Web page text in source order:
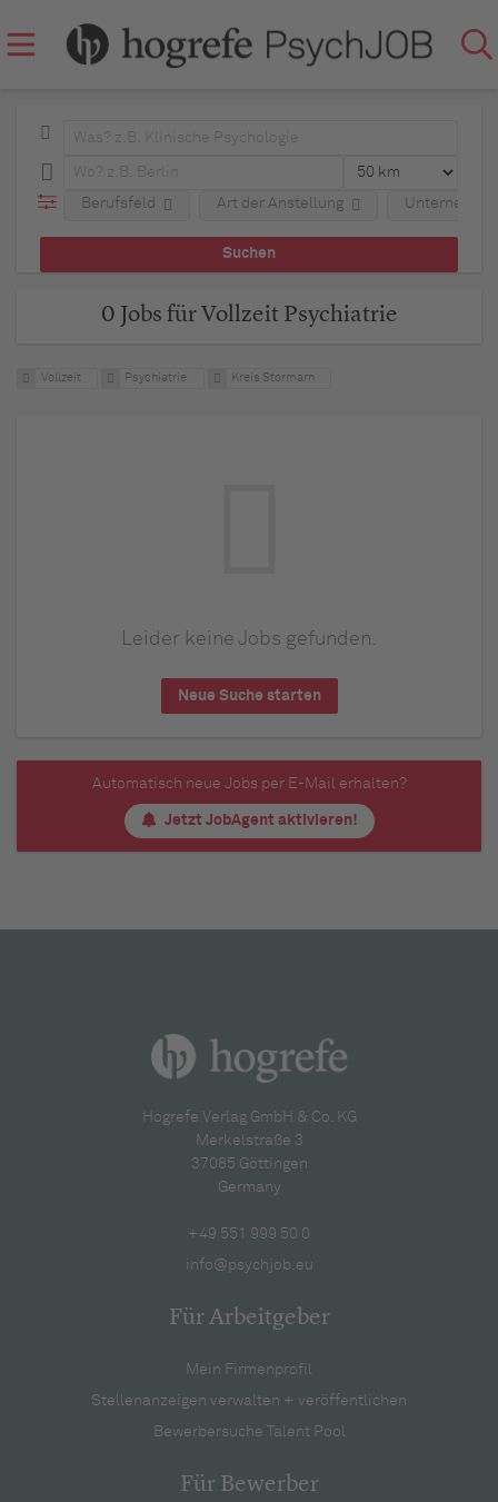
Berufsfeld Art der Anstellung
0 Jobs für Vollzeit Psychiatrie
Vollzeit Psychiatrie Kreis Stormarn
Leider keine Jobs gefunden.
Neue Suche starten
Automatisch neue Jobs per E-Mail erhalten?
Jetzt JobAgent aktivieren!
Hogrefe Verlag GmbH & Co. KG
Merkelstraße 3
37085 Göttingen
Germany
+49 551 999 50 0
info@psychjob.eu
Für Arbeitgeber
Mein Firmenprofil
Stellenanzeigen verwalten + veröffentlichen
Bewerbersuche Talent Pool
Für Bewerber